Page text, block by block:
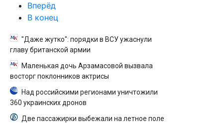
Вперёд
В конец
"Даже жутко": порядки в ВСУ ужаснули
главу британской армии
Маленькая дочь Арзамасовой вызвала
восторг поклонников актрисы
Над российскими регионами уничтожили
360 украинских дронов
Две пассажирки выбежали на летное поле